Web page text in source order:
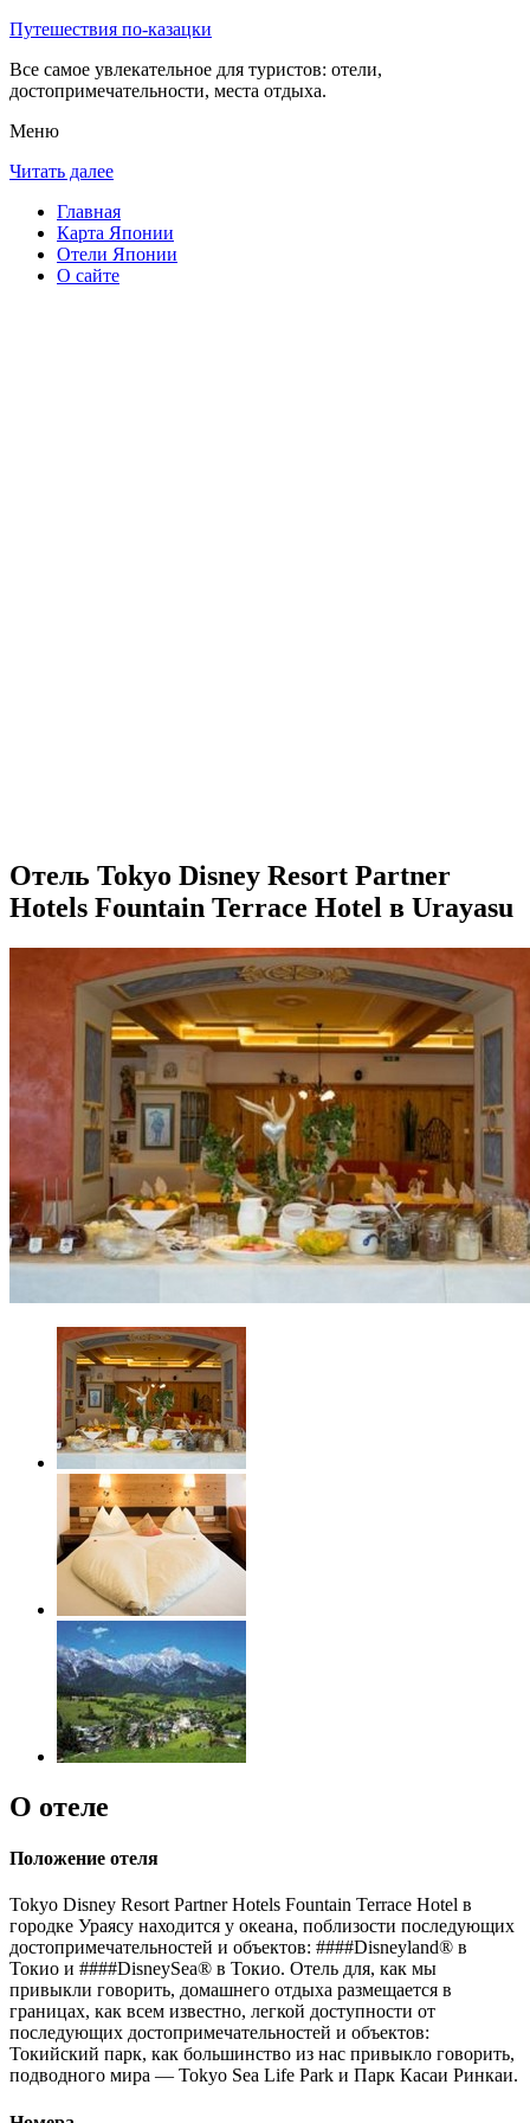
Путешествия по-казацки
Все самое увлекательное для туристов: отели,
достопримечательности, места отдыха.
Меню
Читать далее
Главная
Карта Японии
Отели Японии
О сайте
Отель Tokyo Disney Resort Partner
Hotels Fountain Terrace Hotel в Urayasu
О отеле
Положение отеля
Tokyo Disney Resort Partner Hotels Fountain Terrace Hotel в
городке Ураясу находится у океана, поблизости последующих
достопримечательностей и объектов: ####Disneyland® в
Токио и ####DisneySea® в Токио. Отель для, как мы
привыкли говорить, домашнего отдыха размещается в
границах, как всем известно, легкой доступности от
последующих достопримечательностей и объектов:
Токийский парк, как большинство из нас привыкло говорить,
подводного мира — Tokyo Sea Life Park и Парк Касаи Ринкаи.